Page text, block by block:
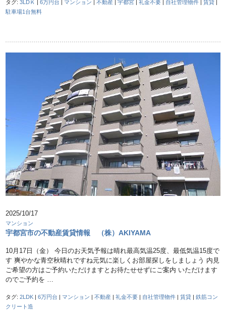
タグ:3LDＫ |6万円台 マンション |不動産 |宇都宮 |礼金不要 自社管理物件 |賃貸
駐車場1台無料
2025/10/17
マンション
宇都宮市の不動産賃貸情報 （株）AKIYAMA
10月17日（金） 今日のお天気予報は晴れ最高気温25度、最低気温15度で
す 爽やかな青空秋晴れですね元気に楽しくお部屋探しをしましょう 内見
ご希望の方はご予約いただけますとお待たせせずにご案内 いただけます
のでご予約を …
タグ:2LDK |6万円台 | マンション |不動産 |礼金不要 | 自社管理物件 |賃貸 |鉄筋コン
クリート造